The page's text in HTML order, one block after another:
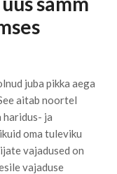
juba pikka aega
aitab noortel
haridus- ja
oma tuleviku
vajadused on
vajaduse